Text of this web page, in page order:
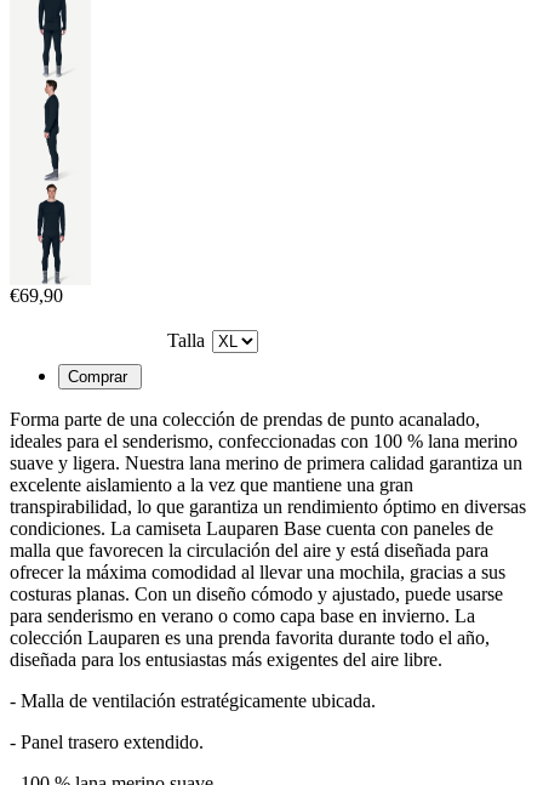
€69,90
Talla
Forma parte de una colección de prendas de punto acanalado,
ideales para el senderismo, confeccionadas con 100 % lana merino
suave y ligera. Nuestra lana merino de primera calidad garantiza un
excelente aislamiento a la vez que mantiene una gran
transpirabilidad, lo que garantiza un rendimiento óptimo en diversas
condiciones. La camiseta Lauparen Base cuenta con paneles de
malla que favorecen la circulación del aire y está diseñada para
ofrecer la máxima comodidad al llevar una mochila, gracias a sus
costuras planas. Con un diseño cómodo y ajustado, puede usarse
para senderismo en verano o como capa base en invierno. La
colección Lauparen es una prenda favorita durante todo el año,
diseñada para los entusiastas más exigentes del aire libre.
- Malla de ventilación estratégicamente ubicada.
- Panel trasero extendido.